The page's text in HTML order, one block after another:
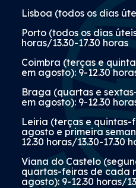
Lisboa (todos os dias
Porto (todos os dias
horas/13.30-17.30 horas
Coimbra (terças e
em agosto): 9-12.30
Braga (quartas e
em agosto): 9-12.30
Leiria (terças e quintas-
agosto e primeira
12.30 horas/13.30-17.30
Viana do Castelo
quartas-feiras de cada
agosto): 9-12.30 horas/